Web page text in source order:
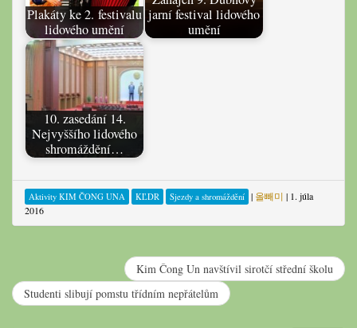
Plakáty ke 2. festivalu
lidového umění
jarní festival lidového
umění
10. zasedání 14.
Nejvyššího lidového
shromáždění…
Aktivity KIM ČONG UNA KĽDR Sjezdy a shromáždění | 올빼미 | 1. júla
2016
Kim Čong Un navštívil sirotčí střední školu
Studenti slibují pomstu třídním nepřátelům